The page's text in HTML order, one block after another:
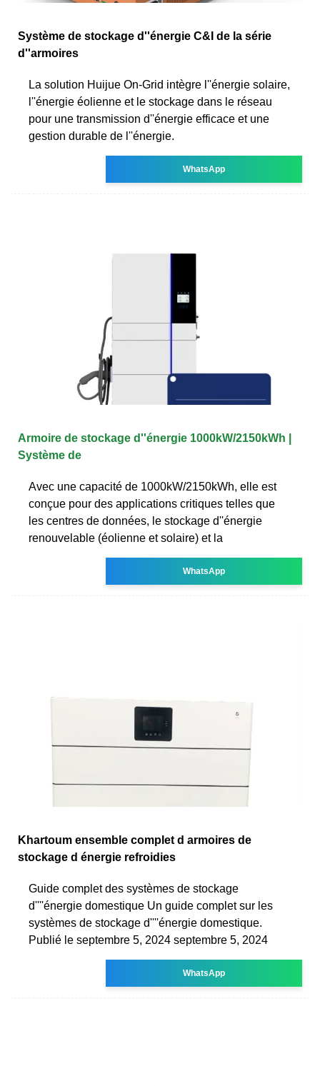
Système de stockage d''énergie C&I de la série
d''armoires
La solution Huijue On-Grid intègre l''énergie solaire,
l''énergie éolienne et le stockage dans le réseau
pour une transmission d''énergie efficace et une
gestion durable de l''énergie.
WhatsApp
Armoire de stockage d''énergie 1000kW/2150kWh |
Système de
Avec une capacité de 1000kW/2150kWh, elle est
conçue pour des applications critiques telles que
les centres de données, le stockage d''énergie
renouvelable (éolienne et solaire) et la
WhatsApp
Khartoum ensemble complet d armoires de
stockage d énergie refroidies
Guide complet des systèmes de stockage
d''''énergie domestique Un guide complet sur les
systèmes de stockage d''''énergie domestique.
Publié le septembre 5, 2024 septembre 5, 2024
WhatsApp